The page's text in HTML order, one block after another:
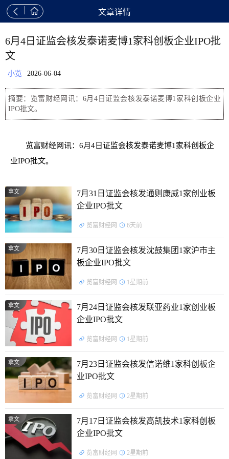
  文章详情
6月4日证监会核发泰诺麦博1家科创板企业IPO批
文
小览 2026-06-04
摘要：览富财经网讯：6月4日证监会核发泰诺麦博1家科创板企业
IPO批文。
览富财经网讯：6月4日证监会核发泰诺麦博1家科创板企
业IPO批文。
拿文
7月31日证监会核发通则康威1家创业板
企业IPO批文
览富财经网 6天前
拿文
7月30日证监会核发沈鼓集团1家沪市主
板企业IPO批文
览富财经网 1星期前
拿文
7月24日证监会核发联亚药业1家创业板
企业IPO批文
览富财经网 1星期前
拿文
7月23日证监会核发信诺维1家科创板企
业IPO批文
览富财经网 2星期前
拿文
7月17日证监会核发高凯技术1家科创板
企业IPO批文
览富财经网 2星期前